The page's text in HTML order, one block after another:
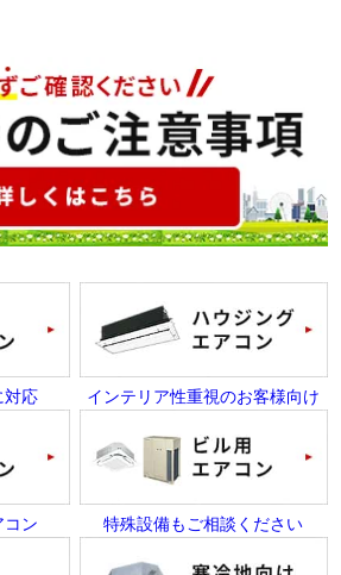
対応 インテリア性重視のお客様向け
コン 特殊設備もご相談ください